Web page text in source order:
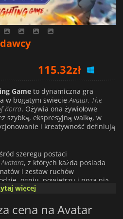
115.32zł
122.84zł
Game to dynamiczna gra
w bogatym świecieAvatar: The
Korra. Ożywia ona żywiołowe
szybką, ekspresyjną walkę, w
i kreatywność definiują
szeregu postaci
Avatara, z których każda posiada
i zestaw ruchów
ogniu, powietrzu i poza nią.
zachęcając do
więcej
cena na Avatar